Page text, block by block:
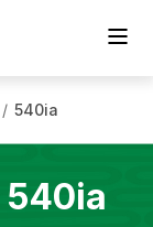
/ 540ia
540ia